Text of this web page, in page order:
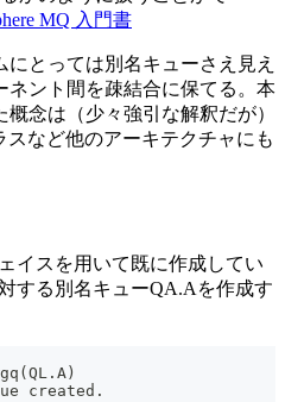
MQ 入門書
とっては別名キューさえ見え
ネント間を疎結合に保てる。本
念は（少々強引な解釈だが）
スなど他のアーキテクチャにも
イスを用いて既に作成してい
する別名キューQA.Aを作成す
created.